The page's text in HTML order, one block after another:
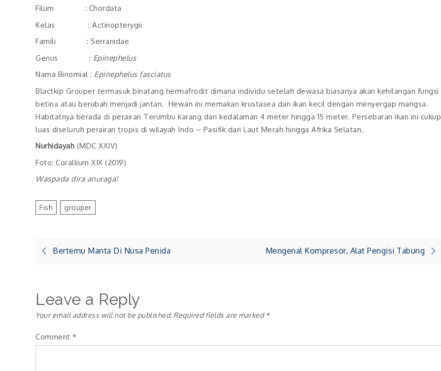
Filum : Chordata
Kelas : Actinopterygii
Famili : Serranidae
Genus : Epinephelus
Nama Binomial : Epinephelus fasciatus
Blactkip Grouper termasuk binatang hermafrodit dimana individu setelah dewasa biasanya akan kehilangan fungsi
betina atau berubah menjadi jantan. Hewan ini memakan krustasea dan ikan kecil dengan menyergap mangsa.
Habitatnya berada di perairan Terumbu karang dari kedalaman 4 meter hingga 15 meter. Persebaran ikan ini cukup
luas diseluruh perairan tropis di wilayah Indo – Pasifik dari Laut Merah hingga Afrika Selatan.
Nurhidayah (MDC XXIV)
Foto: Corallium XIX (2019)
Waspada dira anuraga!
Fish Grouper
Post
Bertemu Manta Di Nusa Penida Mengenal Kompresor, Alat Pengisi Tabung
Leave a Reply
Your email address will not be published. Required fields are marked *
Comment *